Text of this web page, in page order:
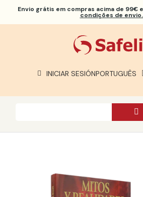
Envio grátis em compras acima de 99€
condições de
INICIAR SESIÓNPORTUGUÊS
SOBRE NÓS